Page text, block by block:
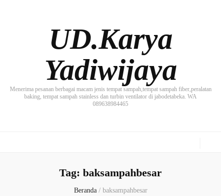
UD.Karya
Yadiwijaya
Menerima pesanan berbagai macam jenis tempat sampah,tempat sampah fiber,peralatan
baking, tempat sampah stainless dan turbin ventilator di jabodetabeka. WA
089638984465
Tag: baksampahbesar
Beranda / baksampahbesar